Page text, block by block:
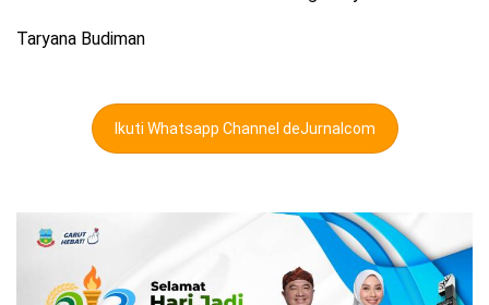
Taryana Budiman
Ikuti Whatsapp Channel deJurnalcom